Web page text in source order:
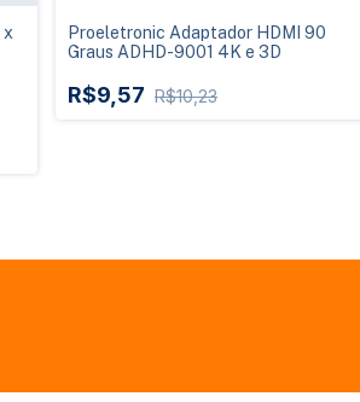
x
Proeletronic Adaptador HDMI 90
Graus ADHD-9001 4K e 3D
R$9,57 R$10,23